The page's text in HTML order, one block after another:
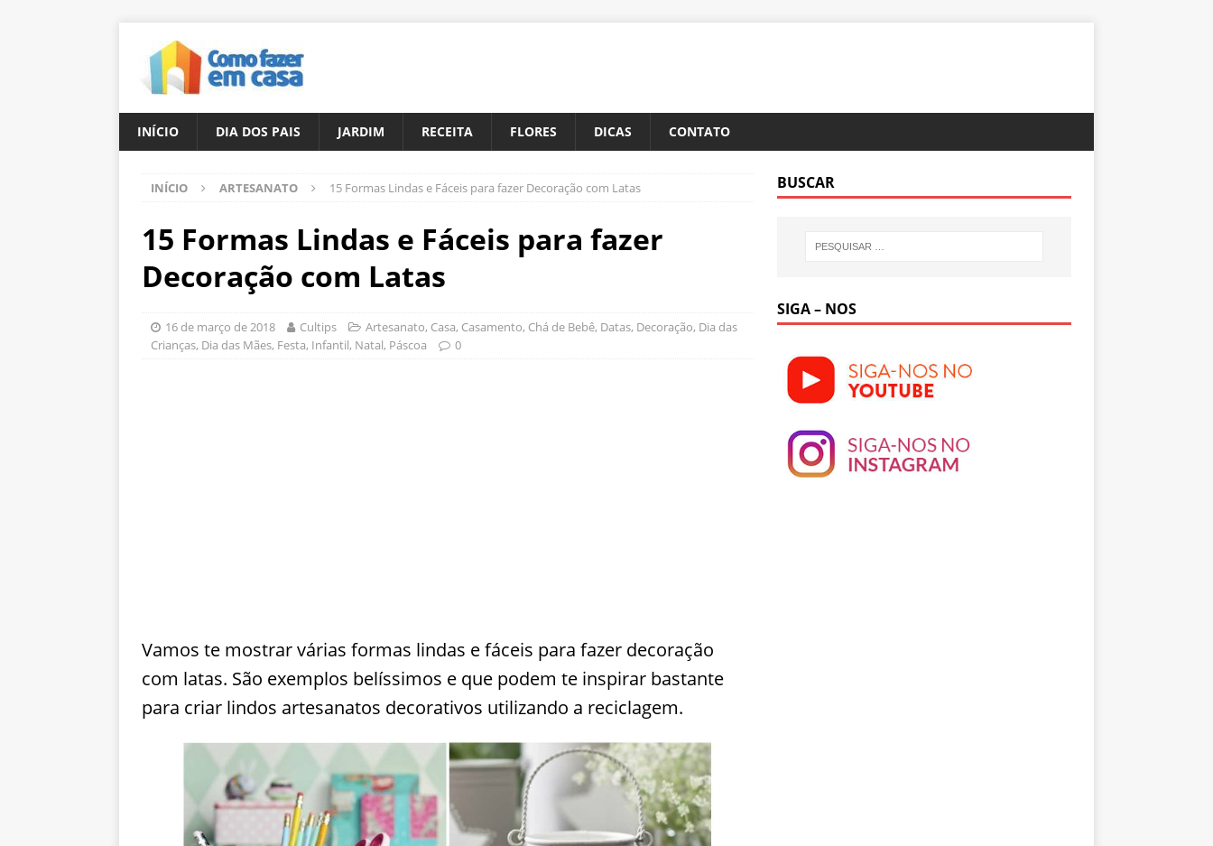
INÍCIO DIA DOS PAIS JARDIM RECEITA FLORES DICAS CONTATO
INÍCIO ARTESANATO 15 Formas Lindas e Fáceis para fazer Decoração com Latas
15 Formas Lindas e Fáceis para fazer
Decoração com Latas
16 de março de 2018 Cultips Artesanato, Casa, Casamento, Chá de Bebê, Datas, Decoração, Dia das
Crianças, Dia das Mães, Festa, Infantil, Natal, Páscoa 0
Vamos te mostrar várias formas lindas e fáceis para fazer decoração
com latas. São exemplos belíssimos e que podem te inspirar bastante
para criar lindos artesanatos decorativos utilizando a reciclagem.
BUSCAR
SIGA – NOS